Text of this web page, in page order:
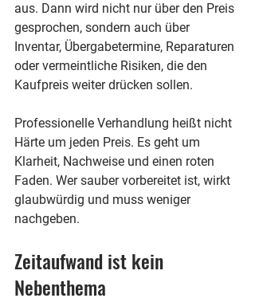
aus. Dann wird nicht nur über den Preis
gesprochen, sondern auch über
Inventar, Übergabetermine, Reparaturen
oder vermeintliche Risiken, die den
Kaufpreis weiter drücken sollen.
Professionelle Verhandlung heißt nicht
Härte um jeden Preis. Es geht um
Klarheit, Nachweise und einen roten
Faden. Wer sauber vorbereitet ist, wirkt
glaubwürdig und muss weniger
nachgeben.
Zeitaufwand ist kein
Nebenthema